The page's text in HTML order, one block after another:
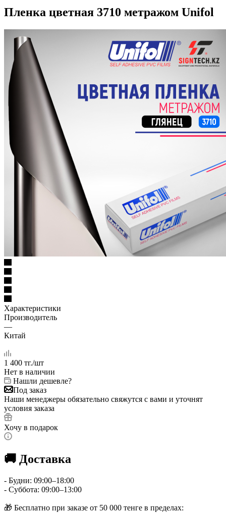
Пленка цветная 3710 метражом Unifol
Характеристики
Производитель
—
Китай
1 400 тг./шт
Нет в наличии
Нашли дешевле?
Под заказ
Наши менеджеры обязательно свяжутся с вами и уточнят
условия заказа
Хочу в подарок
🚚 Доставка
- Будни: 09:00–18:00
- Суббота: 09:00–13:00
🎁 Бесплатно при заказе от 50 000 тенге в пределах: